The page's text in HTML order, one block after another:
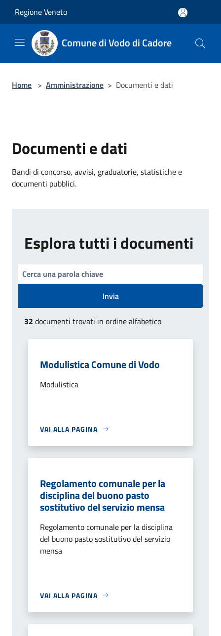
Regione Veneto
Comune di Vodo di Cadore
Home > Amministrazione > Documenti e dati
Documenti e dati
Bandi di concorso, avvisi, graduatorie, statistiche e
documenti pubblici.
Esplora tutti i documenti
Invia
32 documenti trovati in ordine alfabetico
Modulistica Comune di Vodo
Modulistica
VAI ALLA PAGINA
Regolamento comunale per la
disciplina del buono pasto
sostitutivo del servizio mensa
Regolamento comunale per la disciplina
del buono pasto sostitutivo del servizio
mensa
VAI ALLA PAGINA